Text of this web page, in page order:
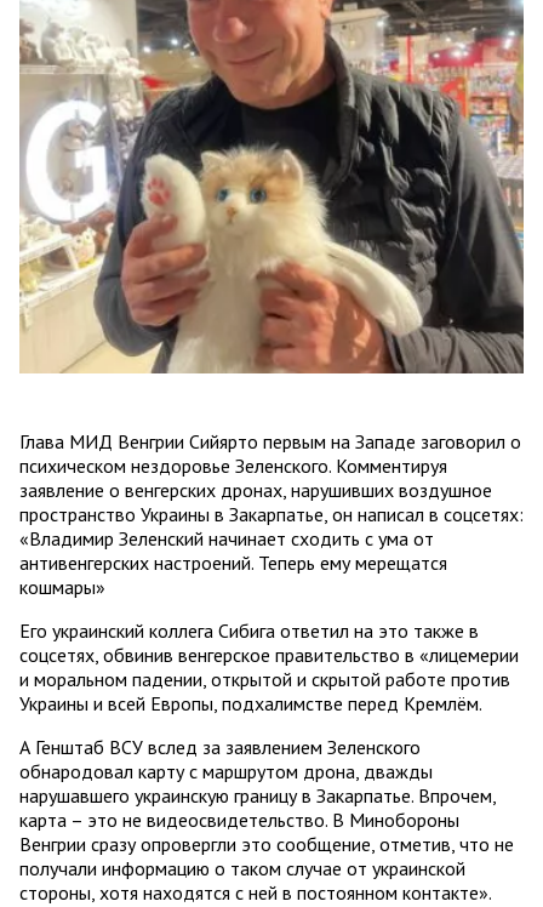
Глава МИД Венгрии Сийярто первым на Западе заговорил о
психическом нездоровье Зеленского. Комментируя
заявление о венгерских дронах, нарушивших воздушное
пространство Украины в Закарпатье, он написал в соцсетях:
«Владимир Зеленский начинает сходить с ума от
антивенгерских настроений. Теперь ему мерещатся
кошмары»
Его украинский коллега Сибига ответил на это также в
соцсетях, обвинив венгерское правительство в «лицемерии
и моральном падении, открытой и скрытой работе против
Украины и всей Европы, подхалимстве перед Кремлём.
А Генштаб ВСУ вслед за заявлением Зеленского
обнародовал карту с маршрутом дрона, дважды
нарушавшего украинскую границу в Закарпатье. Впрочем,
карта – это не видеосвидетельство. В Минобороны
Венгрии сразу опровергли это сообщение, отметив, что не
получали информацию о таком случае от украинской
стороны, хотя находятся с ней в постоянном контакте».